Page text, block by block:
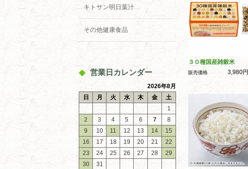
キトサン明日葉汁
その他健康食品
営業日カレンダー
2026年8月
日
月 火 水 木 金
土
1
2
3 4 5 6 7
8
9
10 11 12 13 14
15
16
17 18 19 20 21
22
23
24 25 26 27 28
29
30
31
３０種国産雑穀米
販売価格 3,980円